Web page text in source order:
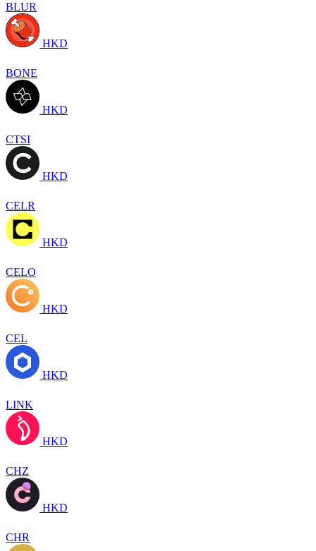
BLUR
HKD
BONE
HKD
CTSI
HKD
CELR
HKD
CELO
HKD
CEL
HKD
LINK
HKD
CHZ
HKD
CHR